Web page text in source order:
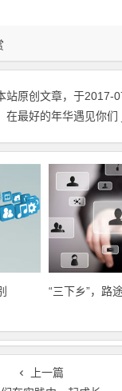
站原创文章，于2017-
在最好的年华遇见你们
“三下乡”，路
上一篇